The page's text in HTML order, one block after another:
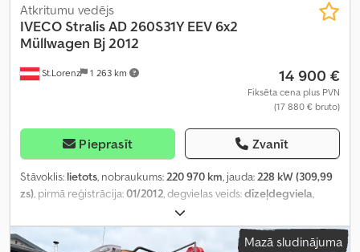
St.Lorenz 1 263 km
Atkritumu vedējs
IVECO Stralis AD 260S31Y EEV 6x2
Müllwagen Bj 2012
14 900 €
Fiksēta cena plus PVN
(17 880 € bruto)
Pieprasīt Zvanīt
Stāvoklis: lietots, nobraukums:220 970 km, jauda:228 kW (309,99
zs), pirmā reģistrācija:01/2012, degvielas veids:dīzeļdegviela,
, asu konfigurācija:
veids:automātisks, emisijas klase:Euro 5, Aprīkojums:gaisa
kondicionēšana, Mazā sludinājuma